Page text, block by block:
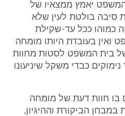
המשפט יאמץ ממצאיו של
סיבה בולטת לעין שלא
כמוהו ככל עד-שקילת
ואין בעובדת היותו מומחה
בית המשפט לסטות מחוות
כבדי משקל שיניעונו
בו חוות דעת של מומחה
הביקורת וההיגיון,